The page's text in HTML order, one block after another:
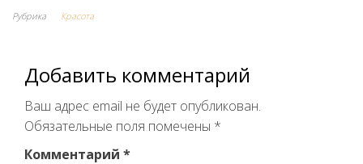
Рубрика Красота
Добавить комментарий
Ваш адрес email не будет опубликован.
Обязательные поля помечены *
Комментарий *